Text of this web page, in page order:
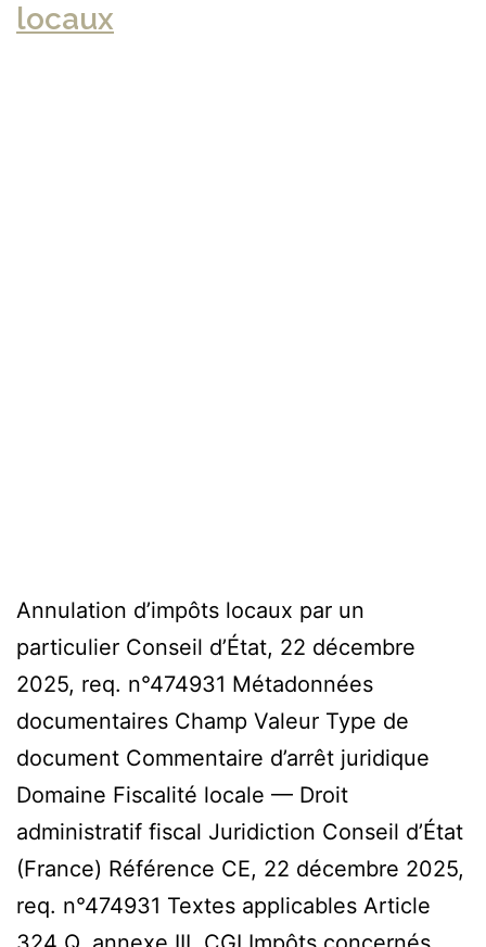
locaux
Annulation d’impôts locaux par un
particulier Conseil d’État, 22 décembre
2025, req. n°474931 Métadonnées
documentaires Champ Valeur Type de
document Commentaire d’arrêt juridique
Domaine Fiscalité locale — Droit
administratif fiscal Juridiction Conseil d’État
(France) Référence CE, 22 décembre 2025,
req. n°474931 Textes applicables Article